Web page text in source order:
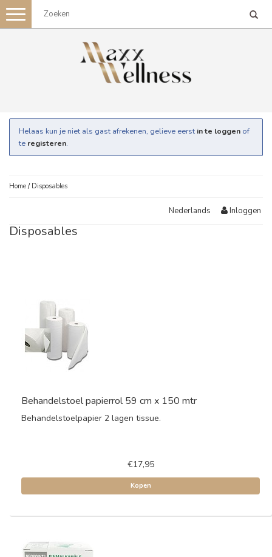
Toggle
navigation
Helaas kun je niet als gast afrekenen, gelieve eerst in te loggen of
te registeren.
Home / Disposables
Nederlands Inloggen
Disposables
Behandelstoel papierrol 59 cm x 150 mtr
Behandelstoelpapier 2 lagen tissue.
€17,95
Kopen